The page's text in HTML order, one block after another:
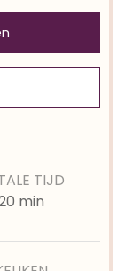
TIJD
minuten
min